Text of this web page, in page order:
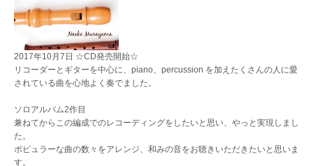
2017年10月7日 ☆CD発売開始☆
リコーダーとギターを中心に、piano、percussion を加えたくさんの人に愛
されている曲を心地よく奏でました。
ソロアルバム2作目
兼ねてからこの編成でのレコーディングをしたいと思い、やっと実現しまし
た。
ポピュラーな曲の数々をアレンジ、和みの音をお聴きいただきたいと思いま
す。